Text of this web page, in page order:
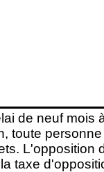
de neuf
toute
L'opposition
taxe